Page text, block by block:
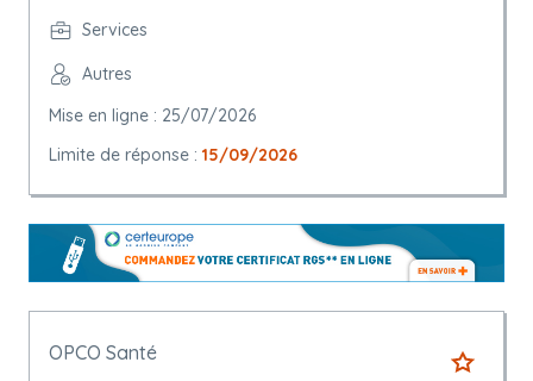
Services
Autres
Mise en ligne : 25/07/2026
Limite de réponse : 15/09/2026
OPCO Santé